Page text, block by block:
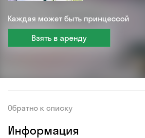
Каждая может быть принцессой
Взять в аренду
Обратно к списку
Информация